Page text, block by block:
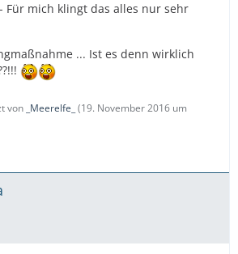
Für mich klingt das alles nur sehr
... Ist es denn wirklich
von _Meerelfe_ (19. November 2016 um